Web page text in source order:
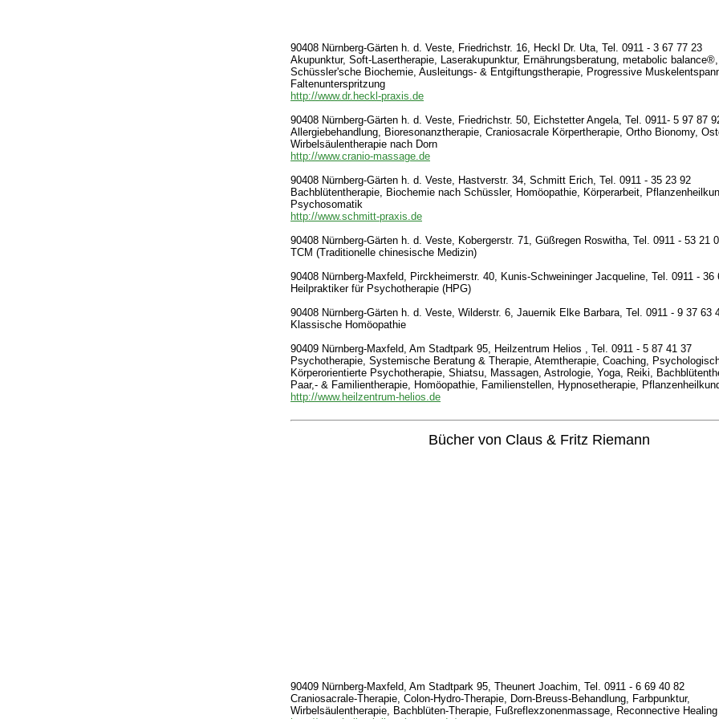
90408 Nürnberg-Gärten h. d. Veste, Friedrichstr. 16, Heckl Dr. Uta, Tel. 0911 - 3 67 77 23
Akupunktur, Soft-Lasertherapie, Laserakupunktur, Ernährungsberatung, metabolic balance®,
Schüssler'sche Biochemie, Ausleitungs- & Entgiftungstherapie, Progressive
Faltenunterspritzung
http://www.dr.heckl-praxis.de
90408 Nürnberg-Gärten h. d. Veste, Friedrichstr. 50, Eichstetter Angela, Tel. 0911- 5 97 87
Allergiebehandlung, Bioresonanztherapie, Craniosacrale Körpertherapie, Ortho Bionomy,
Wirbelsäulentherapie nach Dorn
http://www.cranio-massage.de
90408 Nürnberg-Gärten h. d. Veste, Hastverstr. 34, Schmitt Erich, Tel. 0911 - 35 23 92
Bachblütentherapie, Biochemie nach Schüssler, Homöopathie, Körperarbeit,
Psychosomatik
http://www.schmitt-praxis.de
90408 Nürnberg-Gärten h. d. Veste, Kobergerstr. 71, Güßregen Roswitha, Tel. 0911 - 53 21
TCM (Traditionelle chinesische Medizin)
90408 Nürnberg-Maxfeld, Pirckheimerstr. 40, Kunis-Schweininger Jacqueline, Tel. 0911 - 36
Heilpraktiker für Psychotherapie (HPG)
90408 Nürnberg-Gärten h. d. Veste, Wilderstr. 6, Jauernik Elke Barbara, Tel. 0911 - 9 37 63
Klassische Homöopathie
90409 Nürnberg-Maxfeld, Am Stadtpark 95, Heilzentrum Helios , Tel. 0911 - 5 87 41 37
Psychotherapie, Systemische Beratung & Therapie, Atemtherapie, Coaching,
Körperorientierte Psychotherapie, Shiatsu, Massagen, Astrologie, Yoga, Reiki,
Paar,- & Familientherapie, Homöopathie, Familienstellen, Hypnosetherapie,
http://www.heilzentrum-helios.de
Bücher von Claus & Fritz Riemann
90409 Nürnberg-Maxfeld, Am Stadtpark 95, Theunert Joachim, Tel. 0911 - 6 69 40 82
Craniosacrale-Therapie, Colon-Hydro-Therapie, Dorn-Breuss-Behandlung, Farbpunktur,
Wirbelsäulentherapie, Bachblüten-Therapie, Fußreflexzonenmassage, Reconnective Healing